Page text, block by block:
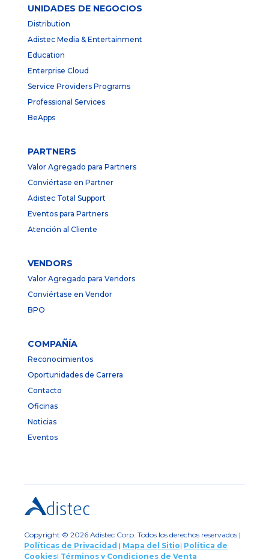
UNIDADES DE NEGOCIOS
Distribution
Adistec Media & Entertainment
Education
Enterprise Cloud
Service Providers Programs
Professional Services
BeApps
PARTNERS
Valor Agregado para Partners
Conviértase en Partner
Adistec Total Support
Eventos para Partners
Atención al Cliente
VENDORS
Valor Agregado para Vendors
Conviértase en Vendor
BPO
COMPAÑÍA
Reconocimientos
Oportunidades de Carrera
Contacto
Oficinas
Noticias
Eventos
Copyright © 2026 Adistec Corp. Todos los derechos reservados |
Políticas de Privacidad | Mapa del Sitio| Política de
Cookies| Términos y Condiciones de Venta